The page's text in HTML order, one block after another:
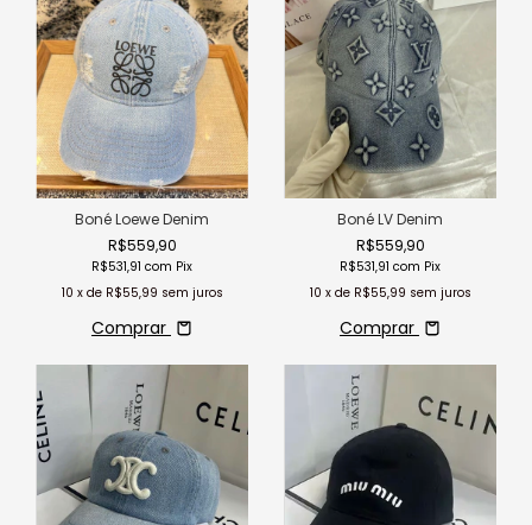
Boné Loewe Denim
R$559,90
R$531,91 com Pix
10 x de R$55,99 sem juros
Comprar
Boné LV Denim
R$559,90
R$531,91 com Pix
10 x de R$55,99 sem juros
Comprar